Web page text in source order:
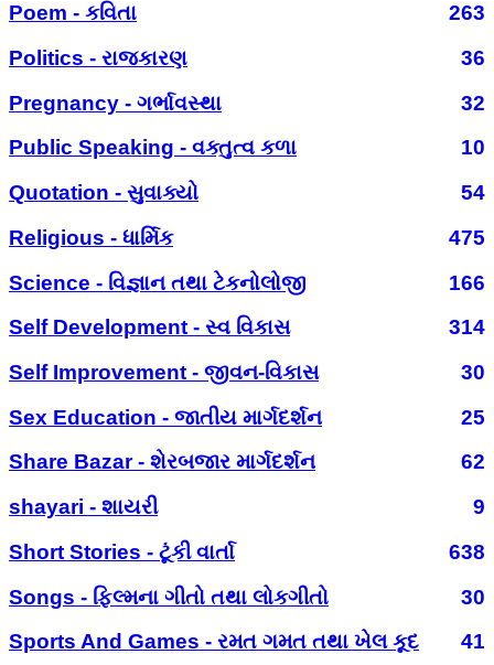
Poem - કવિતા
263
Politics - રાજકારણ
36
Pregnancy - ગર્ભાવસ્થા
32
Public Speaking - વક્તુત્વ કળા
10
Quotation - સુવાક્યો
54
Religious - ધાર્મિક
475
Science - વિજ્ઞાન તથા ટેકનોલોજી
166
Self Development - સ્વ વિકાસ
314
Self Improvement - જીવન-વિકાસ
30
Sex Education - જાતીય માર્ગદર્શન
25
Share Bazar - શેરબજાર માર્ગદર્શન
62
shayari - શાયરી
9
Short Stories - ટૂંકી વાર્તા
638
Songs - ફિલ્મના ગીતો તથા લોકગીતો
30
Sports And Games - રમત ગમત તથા ખેલ કૂદ
41